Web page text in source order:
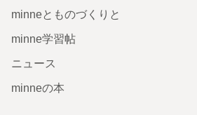
minneとものづくりと
minne学習帖
ニュース
minneの本